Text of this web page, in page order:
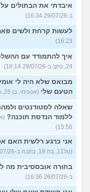
איבדתי את הבתולים על
ב-29/07/26 16:34)
לעשות קרחת ולשים
16:23)
איך להתמודד עם
24, כתב ב-29/07/26 16:14)
מבואס שלא היה לי
הטעם שלי (אנונימי, בן 25, כתב ב-29/07/26 16:05)
שאלה לסטודנטים
ללמוד הנדסת תוכנה?
15:56)
אני כרגע רלשית האם
(טל11, בת 19, כתבה ב-26/07/26 16:47)
בחורה אובססיבית מה
ב-26/07/26 16:36)